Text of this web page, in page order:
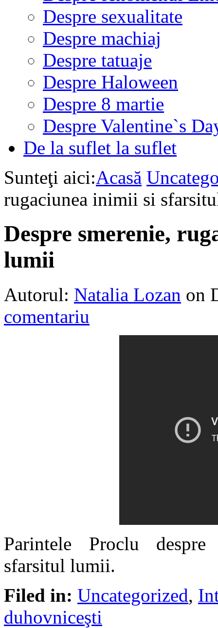
Despre sexualitate
Despre machiaj
Despre tatuaje
Despre Haloween
Despre 8 martie
Despre Valentine`s
De la suflet la suflet
Sunteţi aici:Acasă
rugaciunea inimii si
Despre smerenie,
lumii
Autorul: Natalia Lozan on
comentariu
Parintele Proclu
sfarsitul lumii.
Filed in: Uncategorized,
duhovniceşti